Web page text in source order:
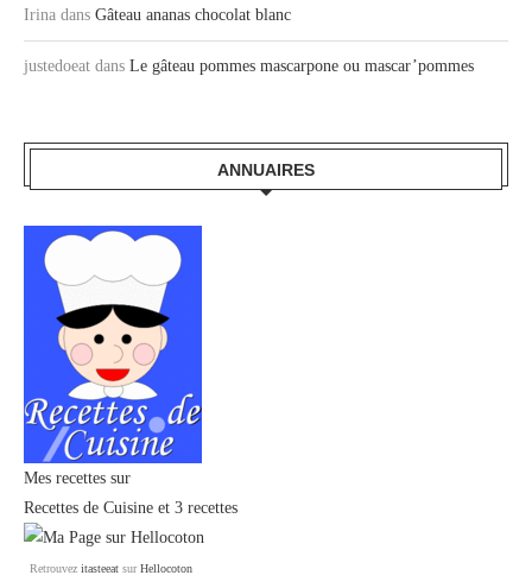
Irina dans Gâteau ananas chocolat blanc
justedoeat dans Le gâteau pommes mascarpone ou mascar’pommes
ANNUAIRES
Mes recettes sur
Recettes de Cuisine et 3 recettes
Retrouvez itasteeat surHellocoton